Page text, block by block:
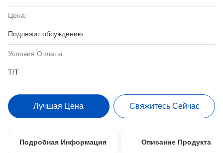
Цена:
Подлежит обсуждению
Условия Оплаты:
T/T
Лучшая Цена Свяжитесь Сейчас
Подробная Информация Описание Продукта